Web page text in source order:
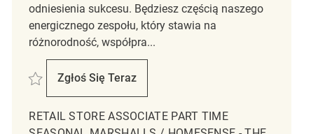
odniesienia sukcesu. Będziesz częścią naszego
energicznego zespołu, który stawia na
różnorodność, współpra...
Zapisać Retail Store Associate Part Time Seasonal Marshalls/HomeSense –
Zgłoś Się Teraz
Retail Store Associate Part Time Seasonal
RETAIL STORE ASSOCIATE PART TIME